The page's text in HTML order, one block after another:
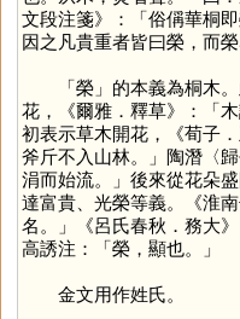
文段注箋》：「俗偁華桐
因之凡貴重者皆曰榮，而榮
「榮」的本義為桐木
花，《爾雅．釋草》：「
初表示草木開花，《荀子
斧斤不入山林。」陶潛〈
涓而始流。」後來從花朵
達富貴、光榮等義。《淮
名。」《呂氏春秋．務大
高誘注：「榮，顯也。」
金文用作姓氏。